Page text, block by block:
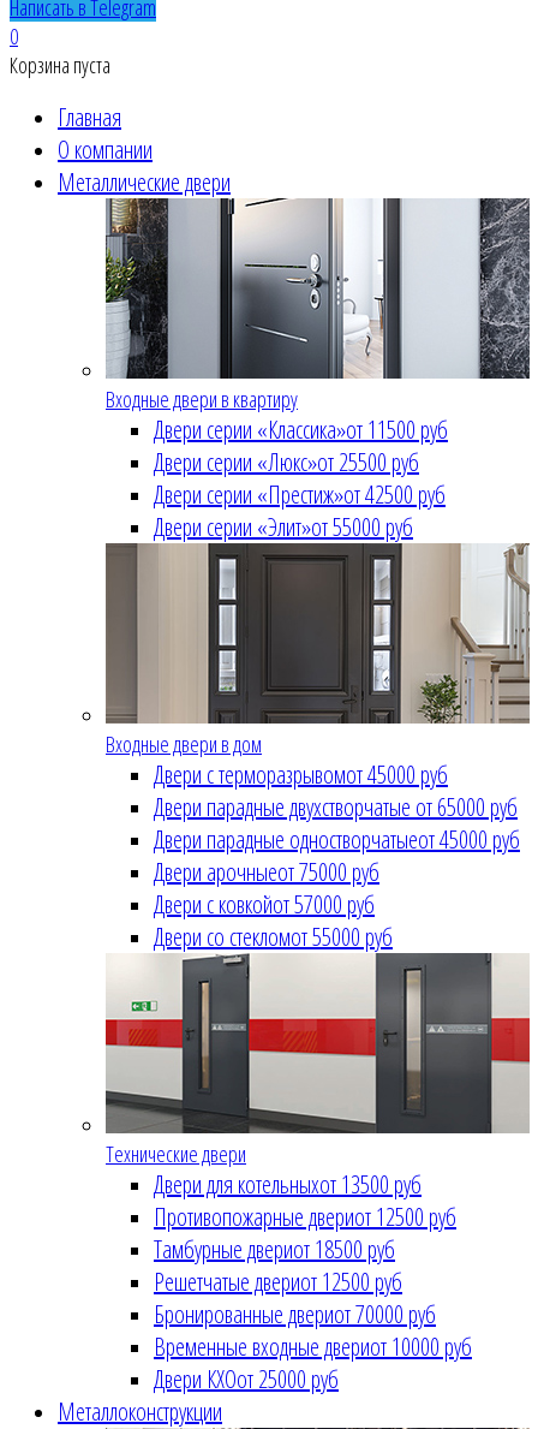
Написать в Telegram
0
Корзина пуста
Главная
О компании
Металлические двери
Входные двери в квартиру
Двери серии «Классика»от 11500 руб
Двери серии «Люкс»от 25500 руб
Двери серии «Престиж»от 42500 руб
Двери серии «Элит»от 55000 руб
Входные двери в дом
Двери с терморазрывомот 45000 руб
Двери парадные двухстворчатые от 65000 руб
Двери парадные одностворчатыеот 45000 руб
Двери арочныеот 75000 руб
Двери с ковкойот 57000 руб
Двери со стекломот 55000 руб
Технические двери
Двери для котельныхот 13500 руб
Противопожарные двериот 12500 руб
Тамбурные двериот 18500 руб
Решетчатые двериот 12500 руб
Бронированные двериот 70000 руб
Временные входные двериот 10000 руб
Двери КХОот 25000 руб
Металлоконструкции